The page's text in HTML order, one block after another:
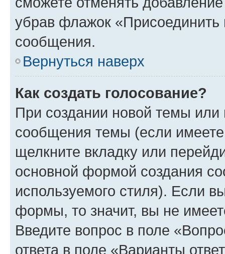
убрав флажок
сообщения.
Вернуться наверх
Как создать голосование?
При создании новой темы или
сообщения темы (если
щелкните вкладку или
основной формой создания
используемого стиля). Если
формы, то значит, вы не
Введите вопрос в поле
ответа в поле «Варианты